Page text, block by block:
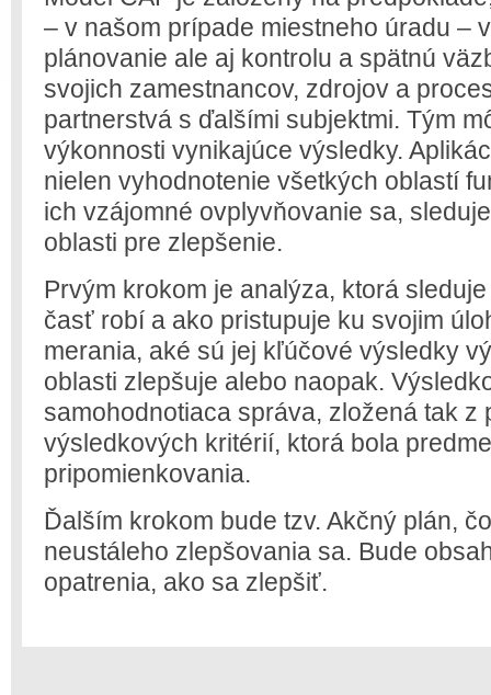
– v našom prípade miestneho úradu –
plánovanie ale aj kontrolu a spätnú
svojich zamestnancov, zdrojov a
partnerstvá s ďalšími subjektmi. Tým
výkonnosti vynikajúce výsledky.
nielen vyhodnotenie všetkých oblastí
ich vzájomné ovplyvňovanie sa,
oblasti pre zlepšenie.
Prvým krokom je analýza, ktorá
časť robí a ako pristupuje ku svojim
merania, aké sú jej kľúčové výsledky
oblasti zlepšuje alebo naopak.
samohodnotiaca správa, zložená tak z
výsledkových kritérií, ktorá bola
pripomienkovania.
Ďalším krokom bude tzv. Akčný plán,
neustáleho zlepšovania sa. Bude
opatrenia, ako sa zlepšiť.